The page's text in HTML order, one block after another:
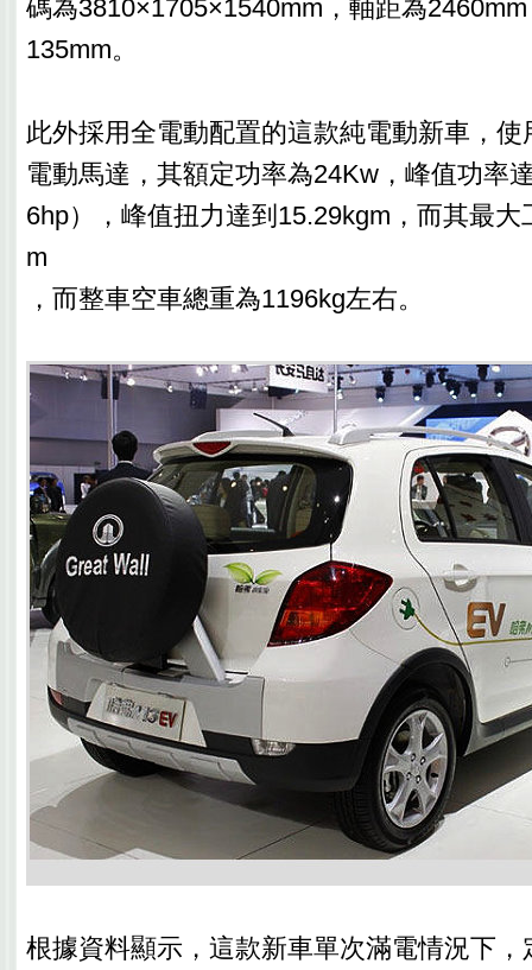
碼為3810×1705×1540mm，軸距為
135mm。
此外採用全電動配置的這款純電動新車，
電動馬達，其額定功率為24Kw，峰值功率
6hp），峰值扭力達到15.29kgm，而其最大
m
，而整車空車總重為1196kg左右。
根據資料顯示，這款新車單次滿電情況下，